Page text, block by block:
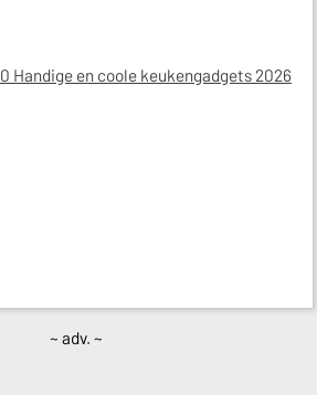
Handige en coole keukengadgets 2026
~ adv. ~